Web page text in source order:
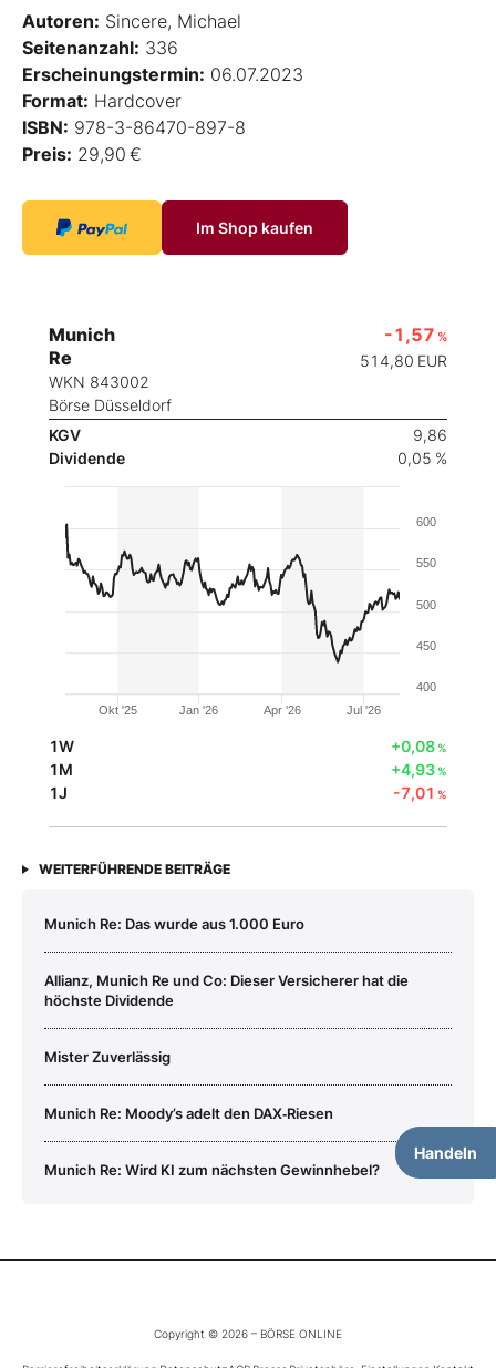
Autoren: Sincere, Michael
Seitenanzahl: 336
Erscheinungstermin: 06.07.2023
Format: Hardcover
ISBN: 978-3-86470-897-8
Preis: 29,90 €
Im Shop kaufen
Munich
Re
WKN 843002
Börse Düsseldorf
-1,57 %
514,80 EUR
KGV
9,86
Dividende
0,05 %
Handeln
Okt '25 Jan '26 Apr '26 Jul '26
400
450
500
550
600
1W +0,08%
1M +4,93%
1J -7,01 %
WEITERFÜHRENDE BEITRÄGE
Munich Re: Das wurde aus 1.000 Euro
Allianz, Munich Re und Co: Dieser Versicherer hat die
höchste Dividende
Mister Zuverlässig
Munich Re: Moody’s adelt den DAX‑Riesen
Munich Re: Wird KI zum nächsten Gewinnhebel?
Copyright © 2026 – BÖRSE ONLINE